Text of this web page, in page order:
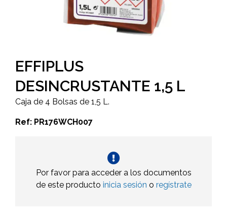
EFFIPLUS
DESINCRUSTANTE 1,5 L
Caja de 4 Bolsas de 1,5 L.
Ref: PR176WCH007
Por favor para acceder a los documentos
de este producto inicia sesión o regístrate